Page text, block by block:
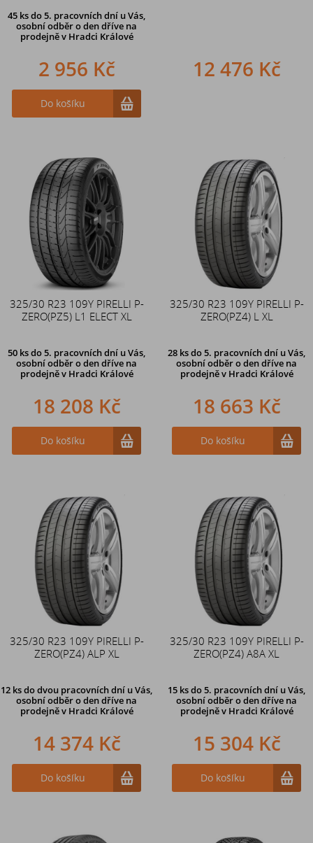
45 ksdo 5. pracovních dní u Vás,
osobní odběr o den dříve na
prodejněv Hradci Králové
2 956 Kč
Do košíku
12 476 Kč
325/30 R23 109Y PIRELLI P-
ZERO(PZ5) L1 ELECT XL
50 ksdo 5. pracovních dní u Vás,
osobní odběr o den dříve na
prodejněv Hradci Králové
18 208 Kč
Do košíku
325/30 R23 109Y PIRELLI P-
ZERO(PZ4) L XL
28 ksdo 5. pracovních dní u Vás,
osobní odběr o den dříve na
prodejněv Hradci Králové
18 663 Kč
Do košíku
325/30 R23 109Y PIRELLI P-
ZERO(PZ4) ALP XL
12 ksdo dvou pracovních dní u Vás,
osobní odběr o den dříve na
prodejně v Hradci Králové
14 374 Kč
Do košíku
325/30 R23 109Y PIRELLI P-
ZERO(PZ4) A8A XL
15 ksdo 5. pracovních dní u Vás,
osobní odběr o den dříve na
prodejněv Hradci Králové
15 304 Kč
Do košíku